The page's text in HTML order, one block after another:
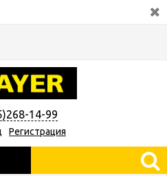
14-99
Регистрация